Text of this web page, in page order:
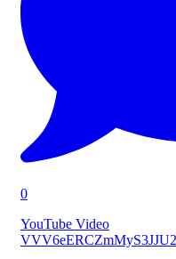
0
YouTube Video